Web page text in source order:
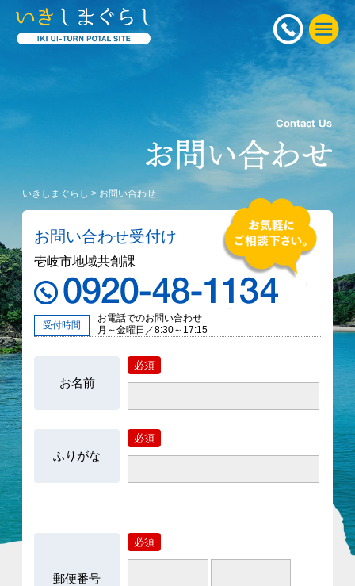
いきしまぐらし > お問い合わせ
お問い合わせ受付け
壱岐市地域共創課
受付時間
お電話でのお問い合わせ
月～金曜日／8:30～17:15
お名前
必須
ふりがな
必須
郵便番号
必須